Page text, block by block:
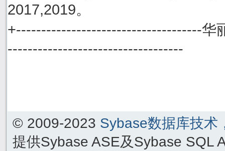
2017,2019。
+-------------------------------------华
-----------------------------------
© 2009-2023 Sybase数据库技术
提供Sybase ASE及Sybase SQL